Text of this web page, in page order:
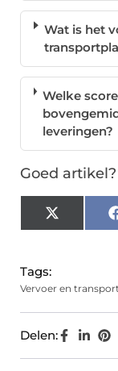
Wat is het
Welke
leveringen?
Goed
X
(Twitter)
Tags:
Vervoer en
Delen: